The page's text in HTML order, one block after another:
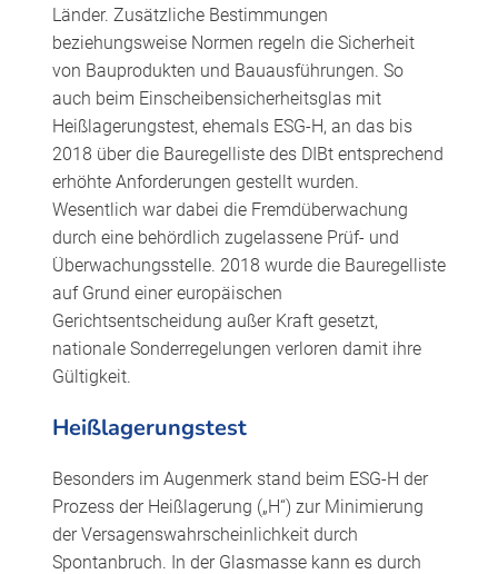
Länder. Zusätzliche Bestimmungen
beziehungsweise Normen regeln die Sicherheit
von Bauprodukten und Bauausführungen. So
auch beim Einscheibensicherheitsglas mit
Heißlagerungstest, ehemals ESG-H, an das bis
2018 über die Bauregelliste des DIBt entsprechend
erhöhte Anforderungen gestellt wurden.
Wesentlich war dabei die Fremdüberwachung
durch eine behördlich zugelassene Prüf- und
Überwachungsstelle. 2018 wurde die Bauregelliste
auf Grund einer europäischen
Gerichtsentscheidung außer Kraft gesetzt,
nationale Sonderregelungen verloren damit ihre
Gültigkeit.
Heißlagerungstest
Besonders im Augenmerk stand beim ESG-H der
Prozess der Heißlagerung („H“) zur Minimierung
der Versagenswahrscheinlichkeit durch
Spontanbruch. In der Glasmasse kann es durch